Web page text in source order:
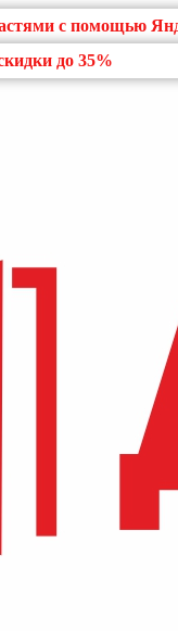
с помощью
до 35%